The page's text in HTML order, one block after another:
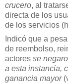
crucero, al
directa de los
de los servicios
Indicó que a
de reembolso,
actores se
a esta instancia,
ganancia mayor